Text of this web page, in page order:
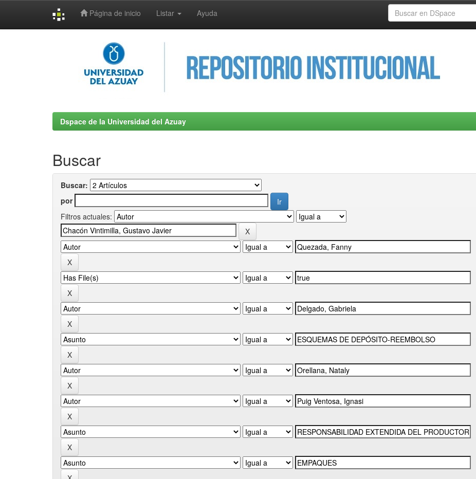
Página de inicio Listar Ayuda
Dspace de la Universidad del Azuay
Buscar
Buscar:
por
Filtros actuales: